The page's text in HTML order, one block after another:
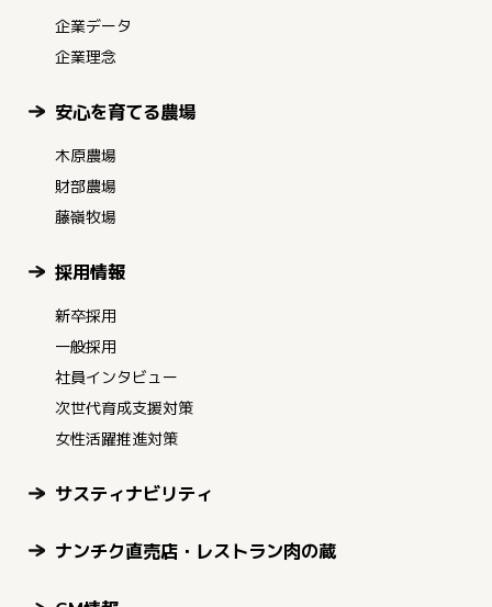
企業データ
企業理念
安心を育てる農場
木原農場
財部農場
藤嶺牧場
採用情報
新卒採用
一般採用
社員インタビュー
次世代育成支援対策
女性活躍推進対策
サスティナビリティ
ナンチク直売店・レストラン肉の蔵